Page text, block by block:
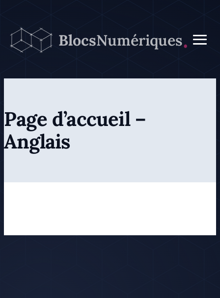
contenu
BlocsNumériques
Page d’accueil –
Anglais